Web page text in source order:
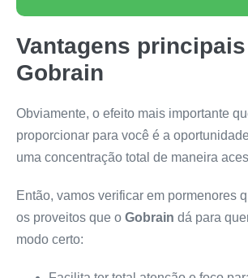
Vantagens
Gobrain
Obviamente, o efeito mais importante
proporcionar para você é a
uma concentração total de maneira
Então, vamos verificar em pormenores
os proveitos que o Gobrain dá para
modo certo: